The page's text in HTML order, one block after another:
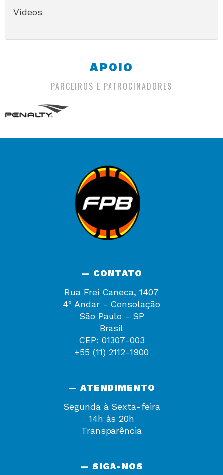
Vídeos
APOIO
PARCEIROS E PATROCINADORES
— CONTATO
Rua Frei Caneca, 1407
4º Andar - Consolação
São Paulo - SP
Brasil
CEP: 01307-003
+55 (11) 2112-1900
— ATENDIMENTO
Segunda à Sexta-feira
14h às 20h
Transparência
— SIGA-NOS